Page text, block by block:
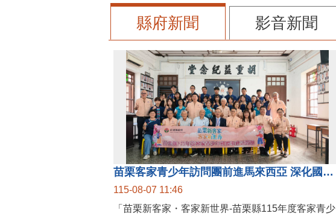
縣府新聞 影音新聞
苗栗客家青少年訪問團前進馬來西亞 深化國際客家文化交流
115-08-07 11:46
「苗栗新客家・客家新世界-苗栗縣115年度客家青少